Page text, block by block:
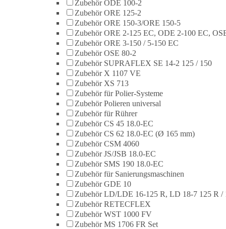
Zubehör ODE 100-2
Zubehör ORE 125-2
Zubehör ORE 150-3/ORE 150-5
Zubehör ORE 2-125 EC, ODE 2-100 EC,
Zubehör ORE 3-150 / 5-150 EC
Zubehör OSE 80-2
Zubehör SUPRAFLEX SE 14-2 125 / 150
Zubehör X 1107 VE
Zubehör XS 713
Zubehör für Polier-Systeme
Zubehör Polieren universal
Zubehör für Rührer
Zubehör CS 45 18.0-EC
Zubehör CS 62 18.0-EC (Ø 165 mm)
Zubehör CSM 4060
Zubehör JS/JSB 18.0-EC
Zubehör SMS 190 18.0-EC
Zubehör für Sanierungsmaschinen
Zubehör GDE 10
Zubehör LD/LDE 16-125 R, LD 18-7 125 R /
Zubehör RETECFLEX
Zubehör WST 1000 FV
Zubehör MS 1706 FR Set